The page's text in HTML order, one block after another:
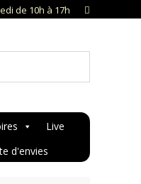
de 10h à 17h
Live
d'envies